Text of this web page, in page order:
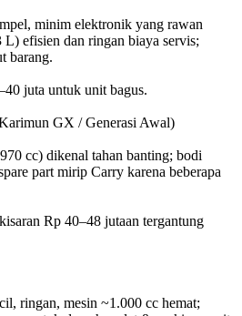
minim elektronik yang rawan
efisien dan ringan biaya servis;
barang.
juta untuk unit bagus.
GX / Generasi Awal)
cc) dikenal tahan banting; bodi
part mirip Carry karena beberapa
Rp 40–48 jutaan tergantung
ringan, mesin ~1.000 cc hemat;